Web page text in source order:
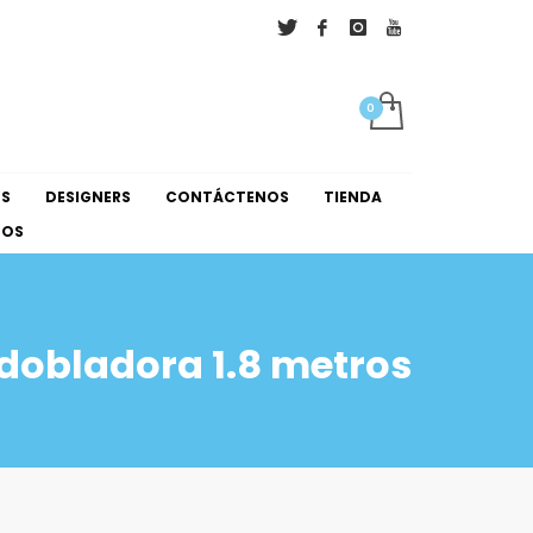
DESIGNERS CONTÁCTENOS
TIENDA
1.8 metros